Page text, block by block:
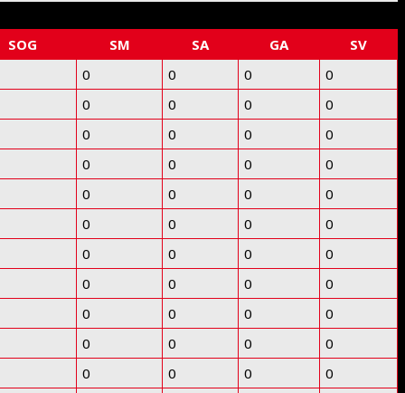
SOG SM SA GA
SV
0 0 0
0
0 0 0
0
0 0 0
0
0 0 0
0
0 0 0
0
0 0 0
0
0 0 0
0
0 0 0
0
0 0 0
0
0 0 0
0
0 0 0
0